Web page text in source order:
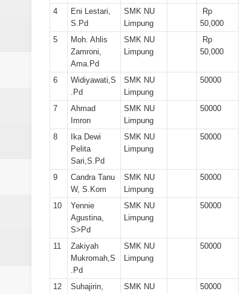
4
Eni Lestari,
S.Pd
SMK NU
Limpung
Rp
50,000
5
Moh. Ahlis
Zamroni,
Ama.Pd
SMK NU
Limpung
Rp
50,000
6
Widiyawati,S
.Pd
SMK NU
Limpung
50000
7
Ahmad
Imron
SMK NU
Limpung
50000
8
Ika Dewi
Pelita
Sari,S.Pd
SMK NU
Limpung
50000
9
Candra Tanu
W, S.Kom
SMK NU
Limpung
50000
10
Yennie
Agustina,
S>Pd
SMK NU
Limpung
50000
11
Zakiyah
Mukromah,S
.Pd
SMK NU
Limpung
50000
12
Suhajirin,
SMK NU
50000